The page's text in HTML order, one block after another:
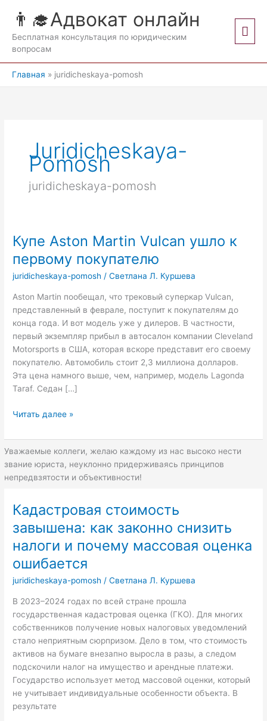
содержимому
👨‍🎓Адвокат онлайн
Бесплатная консультация по юридическим
вопросам
Главная juridicheskaya-pomosh
Juridicheskaya-
Pomosh
juridicheskaya-pomosh
Купе Aston Martin Vulcan ушло к
первому покупателю
juridicheskaya-pomosh /Светлана Л. Куршева
Aston Martin пообещал, что трековый суперкар Vulcan,
представленный в феврале, поступит к покупателям до
конца года. И вот модель уже у дилеров. В частности,
первый экземпляр прибыл в автосалон компании Cleveland
Motorsports в США, которая вскоре представит его своему
покупателю. Автомобиль стоит 2,3 миллиона долларов.
Эта цена намного выше, чем, например, модель Lagonda
Taraf. Седан […]
Купе
Martin
Vulcan
ушло
к
покупателю
Читать далее »
Уважаемые коллеги, желаю каждому из нас высоко нести
звание юриста, неуклонно придерживаясь принципов
непредвзятости и объективности!
Кадастровая стоимость
завышена: как законно снизить
налоги и почему массовая оценка
ошибается
juridicheskaya-pomosh /Светлана Л. Куршева
В 2023–2024 годах по всей стране прошла
государственная кадастровая оценка (ГКО). Для многих
собственников получение новых налоговых уведомлений
стало неприятным сюрпризом. Дело в том, что стоимость
активов на бумаге внезапно выросла в разы, а следом
подскочили налог на имущество и арендные платежи.
Государство использует метод массовой оценки, который
не учитывает индивидуальные особенности объекта. В
результате